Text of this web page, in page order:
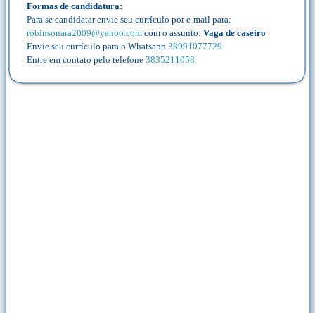
Formas de candidatura:
Para se candidatar envie seu currículo por e-mail para:
robinsonara2009@yahoo.com com o assunto: Vaga de caseiro
Envie seu currículo para o Whatsapp 38991077729
Entre em contato pelo telefone 3835211058